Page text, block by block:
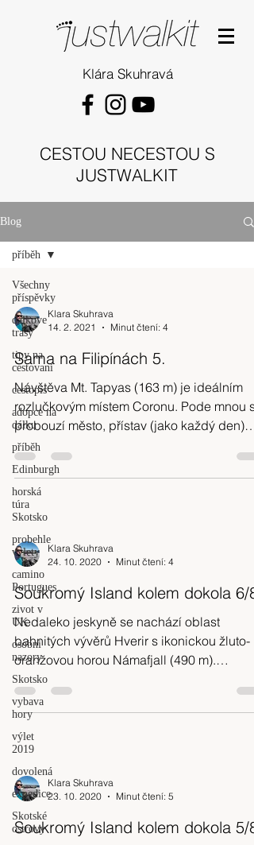
Klára Skuhravá
CESTOU NECESTOU S
JUSTWALKIT
Blog
Všechny
příspěvky
dalkove
trasy
tipy na
cestovani
cestopis
adopce na
dálku
příběh
Edinburgh
horská
túra
Skotsko
probehle
vylety
camino
Portugues
zivot v
UK
osobni
nazory
Skotsko
vybava
hory
výlet
2019
dovolená
expedice
Skotské
ostrovy
příběh
Klara Skuhrava
14. 2. 2021
Minut čtení: 4
Sama na Filipínách 5.
Návštěva Mt. Tapyas (163 m) je ideálním
rozlučkovým místem Coronu. Pode mnou se
probouzí město, přístav (jako každý den)
začínají okupovat
Klara Skuhrava
24. 10. 2020
Minut čtení: 4
Soukromý Island kolem dokola 6/8
Nedaleko jeskyně se nachází oblast
bahnitých vývěrů Hverir s ikonickou žluto-
oranžovou horou Námafjall (490 m).
Parkujeme a div že nám vítr
Klara Skuhrava
23. 10. 2020
Minut čtení: 5
Soukromý Island kolem dokola 5/8